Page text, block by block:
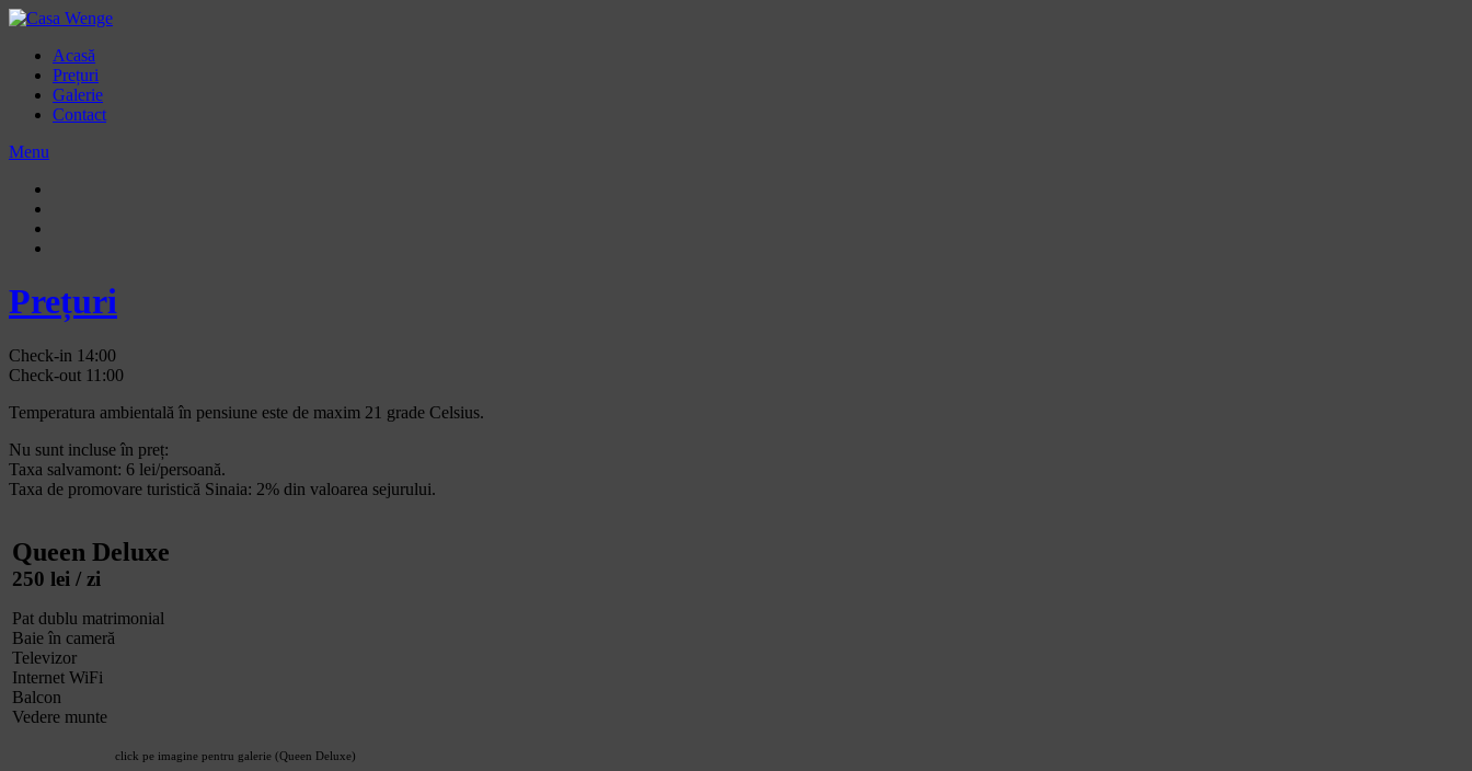
Acasă
Prețuri
Galerie
Contact
Menu
Prețuri
Check-in 14:00
Check-out 11:00
Temperatura ambientală în pensiune este de maxim 21 grade Celsius.
Nu sunt incluse în preț:
Taxa salvamont: 6 lei/persoană.
Taxa de promovare turistică Sinaia: 2% din valoarea sejurului.
Queen Deluxe
250 lei / zi
Pat dublu matrimonial
Baie în cameră
Televizor
Internet WiFi
Balcon
Vedere munte
click pe imagine pentru galerie (Queen Deluxe)